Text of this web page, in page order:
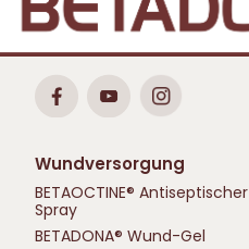
Wundversorgung
BETAOCTINE® Antiseptischer
Spray
BETADONA® Wund-Gel